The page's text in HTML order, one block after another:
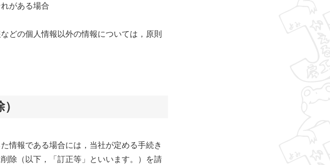
がある場合
どの個人情報以外の情報については，原則
情報である場合には，当社が定める手続き
除（以下，「訂正等」といいます。）を請